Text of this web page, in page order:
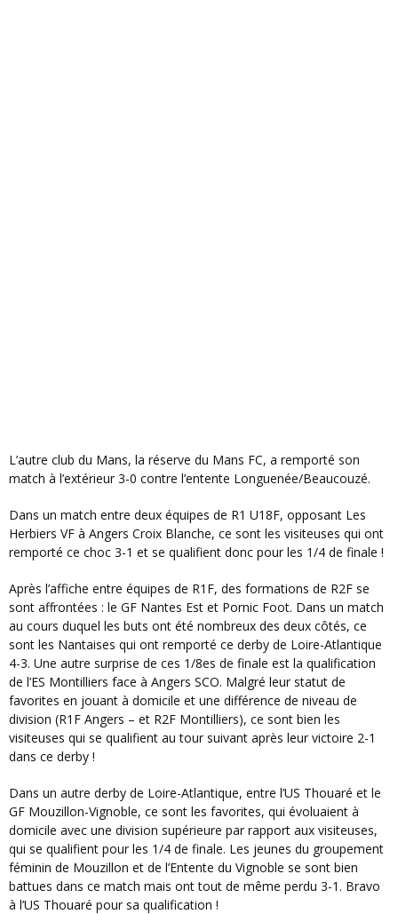
L’autre club du Mans, la réserve du Mans FC, a remporté son
match à l’extérieur 3-0 contre l’entente Longuenée/Beaucouzé.
Dans un match entre deux équipes de R1 U18F, opposant Les
Herbiers VF à Angers Croix Blanche, ce sont les visiteuses qui ont
remporté ce choc 3-1 et se qualifient donc pour les 1/4 de finale !
Après l’affiche entre équipes de R1F, des formations de R2F se
sont affrontées : le GF Nantes Est et Pornic Foot. Dans un match
au cours duquel les buts ont été nombreux des deux côtés, ce
sont les Nantaises qui ont remporté ce derby de Loire-Atlantique
4-3. Une autre surprise de ces 1/8es de finale est la qualification
de l’ES Montilliers face à Angers SCO. Malgré leur statut de
favorites en jouant à domicile et une différence de niveau de
division (R1F Angers – et R2F Montilliers), ce sont bien les
visiteuses qui se qualifient au tour suivant après leur victoire 2-1
dans ce derby !
Dans un autre derby de Loire-Atlantique, entre l’US Thouaré et le
GF Mouzillon-Vignoble, ce sont les favorites, qui évoluaient à
domicile avec une division supérieure par rapport aux visiteuses,
qui se qualifient pour les 1/4 de finale. Les jeunes du groupement
féminin de Mouzillon et de l’Entente du Vignoble se sont bien
battues dans ce match mais ont tout de même perdu 3-1. Bravo
à l’US Thouaré pour sa qualification !